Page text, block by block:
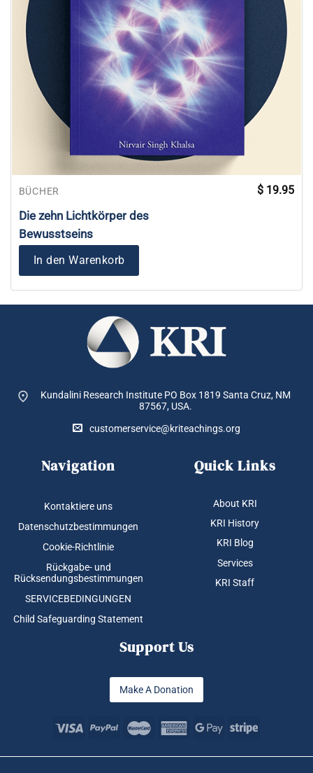
BÜCHER
Die zehn Lichtkörper des
Bewusstseins
$ 19.95
In den Warenkorb
Kundalini Research Institute PO Box 1819 Santa Cruz, NM
87567, USA.
customerservice@kriteachings.org
Navigation
Kontaktiere uns
Datenschutzbestimmungen
Cookie-Richtlinie
Rückgabe- und
Rücksendungsbestimmungen
SERVICEBEDINGUNGEN
Child Safeguarding Statement
Quick Links
About KRI
KRI History
KRI Blog
Services
KRI Staff
Support Us
Make A Donation